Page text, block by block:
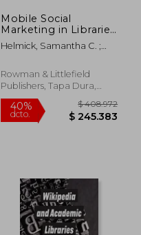
Mobile Social
Marketing in Libraries
(en Inglés)
Helmick, Samantha C. ;
Rowman & Littlefield
Publishers, Tapa Dura,
Nuevo